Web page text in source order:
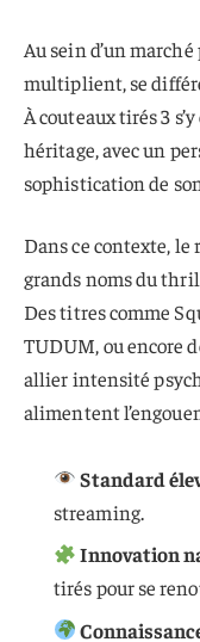
Au sein d’un
multiplient, se
À couteaux tirés 3
héritage, avec un
sophistication de
Dans ce contexte,
grands noms du
Des titres comme
TUDUM, ou encore
allier intensité
alimentent
Standard
streaming.
Innovation
tirés pour se